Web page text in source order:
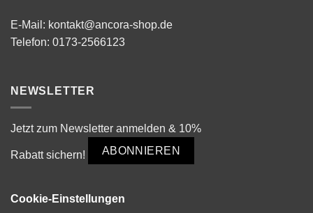
E-Mail: kontakt@ancora-shop.de
Telefon: 0173-2566123
NEWSLETTER
Jetzt zum Newsletter anmelden & 10%
Rabatt sichern! ABONNIEREN
Cookie-Einstellungen